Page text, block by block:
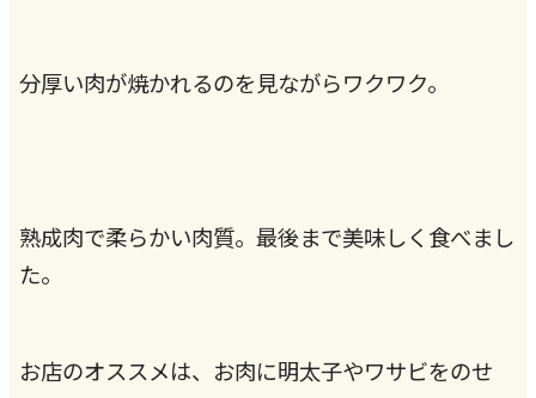
分厚い肉が焼かれるのを見ながらワクワク。
熟成肉で柔らかい肉質。最後まで美味しく食べまし
た。
お店のオススメは、お肉に明太子やワサビをのせ